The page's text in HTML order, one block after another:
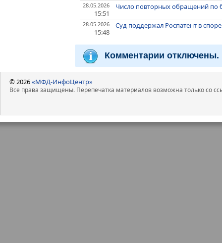
28.05.2026
15:51
Число повторных обращений по
28.05.2026
15:48
Суд поддержал Роспатент в
Комментарии отключены.
© 2026«МФД-ИнфоЦентр»
Все права защищены. Перепечатка материалов возможна только со